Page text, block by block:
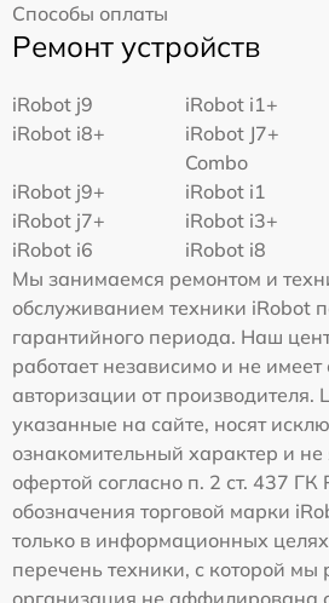
Способы оплаты
Ремонт устройств
iRobot j9
iRobot i1+
iRobot i8+
iRobot J7+
Combo
iRobot j9+
iRobot i1
iRobot j7+
iRobot i3+
iRobot i6
iRobot i8
Мы занимаемся ремонтом и
обслуживанием техники iRobot
гарантийного периода. Наш
работает независимо и не
авторизации от производителя.
указанные на сайте, носят
ознакомительный характер и
офертой согласно п. 2 ст. 437
обозначения торговой марки
только в информационных
перечень техники, с которой